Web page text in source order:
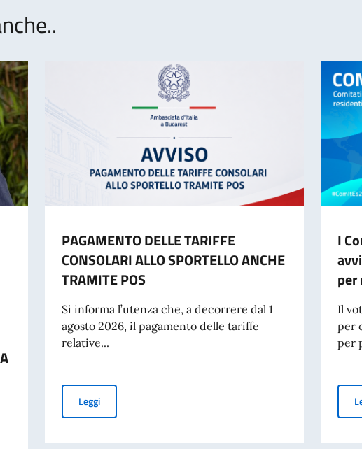
PAGAMENTO DELLE TARIFFE
CONSOLARI ALLO SPORTELLO ANCHE
TRAMITE POS
Si informa l’utenza che, a decorrere dal 1
agosto 2026, il pagamento delle tariffe
relative...
LeggiPAGAMENTO DELLE TARIFFE CONSOLARI ALLO SPORTELLO
I
per
Il
per
per